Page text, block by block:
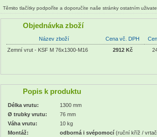
Těmito tlačítky podpoříte a doporučíte naše stránky ostatním
Objednávka zboží
Název zboží Cena vč. DPH
Zemní vrut - KSF M 76x1300-M16
2912 Kč
Popis k produktu
Délka vrutu:
1300 mm
Ø trubky vrutu:
76 mm
Váha vrutu:
10 kg
Montáž:
odbornái svépomocí (ruční kříž /